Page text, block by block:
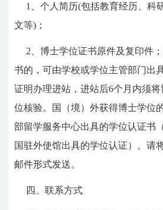
1、个人简历(包括教育经历、科
文等)；
2、博士学位证书原件及复印件
书的，可由学校或学位主管部门出
证明办理进站，进站后6个月内须
位核验。国（境）外获得博士学位
部留学服务中心出具的学位认证书
国驻外使馆出具的学位认证）。请
邮件形式发送。
四、联系方式